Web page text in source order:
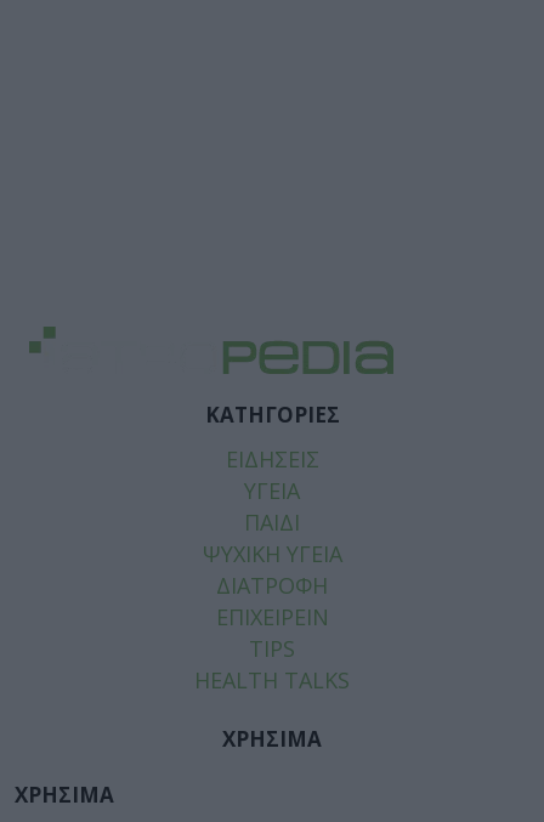
ΚΑΤΗΓΟΡΙΕΣ
ΕΙΔΗΣΕΙΣ
ΥΓΕΙΑ
ΠΑΙΔΙ
ΨΥΧΙΚΗ ΥΓΕΙΑ
ΔΙΑΤΡΟΦΗ
ΕΠΙΧΕΙΡΕΙΝ
TIPS
HEALTH TALKS
ΧΡΗΣΙΜΑ
ΧΡΗΣΙΜΑ